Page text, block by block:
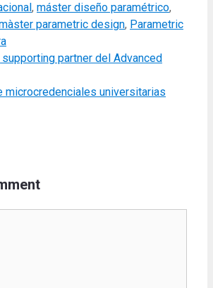
, máster diseño paramétrico,
parametric design, Parametric
supporting partner del Advanced
microcredenciales universitarias